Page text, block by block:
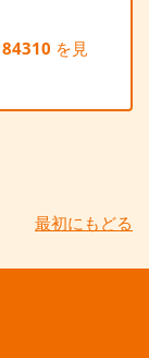
84310 を見
最初にもどる